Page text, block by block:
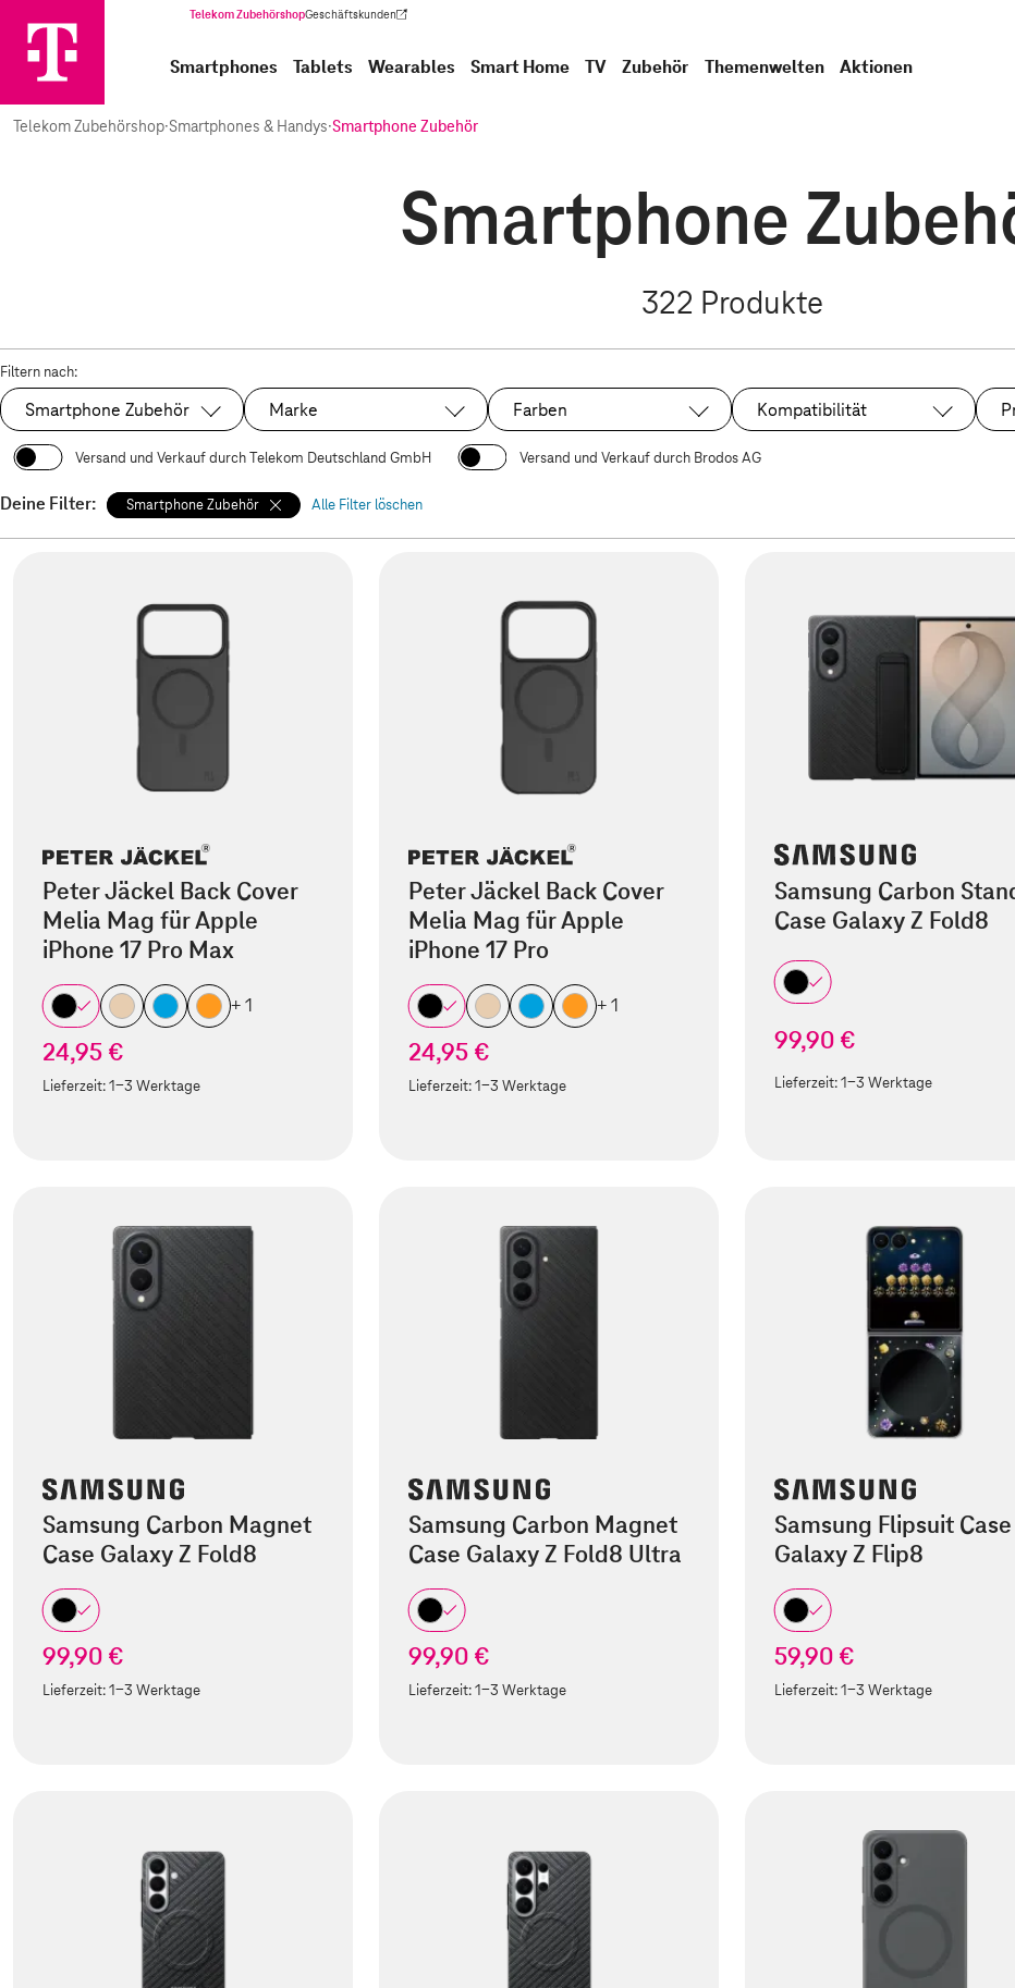
Telekom ZubehörshopGeschäftskunden
(Wird in einem neuen Tab geöffnet)
Smartphones Tablets Wearables Smart Home TV Zubehör Themenwelten Aktionen
Telekom Zubehörshop·Smartphones & Handys·Smartphone Zubehör
Smartphone
322 Produkte
Filtern nach:
Ausgewählt:
Smartphone Zubehör Marke Farben Kompatibilität
Versand und Verkauf durch Telekom Deutschland GmbH Versand und Verkauf durch Brodos AG
Deine Filter: Smartphone Zubehör Alle Filter löschen
Peter Jäckel Back Cover
Melia Mag für Apple
iPhone 17 Pro Max
+ 1
24,95 €
Lieferzeit:1-3 Werktage
Peter Jäckel Back Cover
Melia Mag für Apple
iPhone 17 Pro
+ 1
24,95 €
Lieferzeit:1-3 Werktage
Samsung Carbon
Case Galaxy Z Fold8
99,90 €
Lieferzeit:1-3 Werktage
Samsung Carbon Magnet
Case Galaxy Z Fold8
99,90 €
Lieferzeit:1-3 Werktage
Samsung Carbon Magnet
Case Galaxy Z Fold8 Ultra
99,90 €
Lieferzeit:1-3 Werktage
Samsung Flipsuit Case
Galaxy Z Flip8
59,90 €
Lieferzeit:1-3 Werktage